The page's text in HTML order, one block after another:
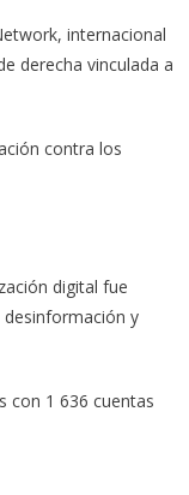
internacional
derecha vinculada a
contra los
digital fue
desinformación y
con 1 636 cuentas